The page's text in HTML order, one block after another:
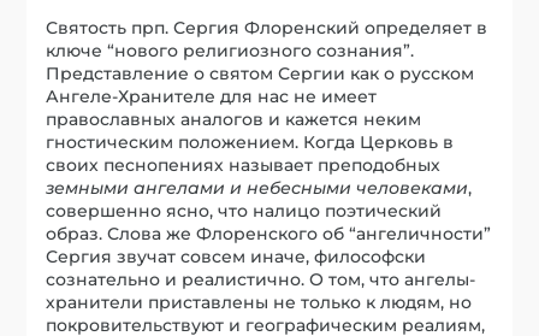
Святость прп. Сергия Флоренский определяет в
ключе “нового религиозного сознания”.
Представление о святом Сергии как о русском
Ангеле-Хранителе для нас не имеет
православных аналогов и кажется неким
гностическим положением. Когда Церковь в
своих песнопениях называет преподобных
земными ангелами и небесными человеками,
совершенно ясно, что налицо поэтический
образ. Слова же Флоренского об “ангеличности”
Сергия звучат совсем иначе, философски
сознательно и реалистично. О том, что ангелы-
хранители приставлены не только к людям, но
покровительствуют и географическим реалиям,